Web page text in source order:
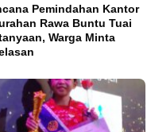
Pemindahan Kantor
Rawa Buntu Tuai
Warga Minta